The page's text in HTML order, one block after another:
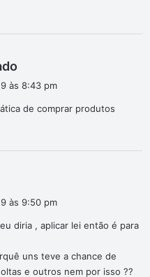
s
às 8:43 pm
de comprar produtos
às 9:50 pm
diria , aplicar lei então é para
uns teve a chance de
e outros nem por isso ??